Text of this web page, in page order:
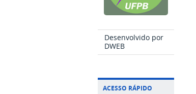
Desenvolvido por
DWEB
ACESSO RÁPIDO